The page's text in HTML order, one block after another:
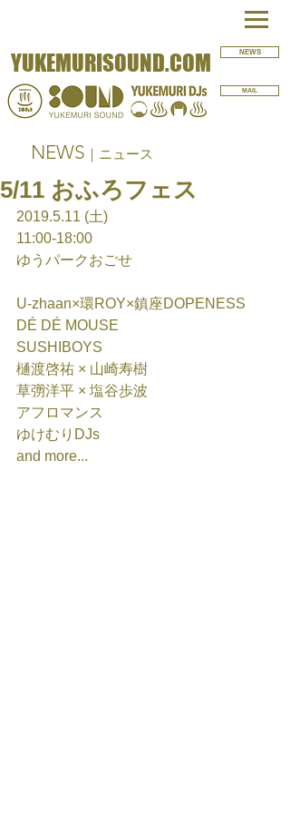
YUKEMURISOUND.COM NEWS
MAIL
NEWS ｜ニュース
5/11 おふろフェス
2019.5.11 (土)
11:00-18:00
ゆうパークおごせ
U-zhaan×環ROY×鎮座DOPENESS
DÉ DÉ MOUSE
SUSHIBOYS
樋渡啓祐 × 山崎寿樹
草彅洋平 × 塩谷歩波
アフロマンス
ゆけむりDJs
and more...